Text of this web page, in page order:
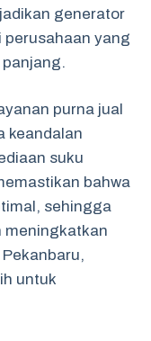
generator
perusahaan yang
purna jual
keandalan
suku
bahwa
sehingga
meningkatkan
untuk